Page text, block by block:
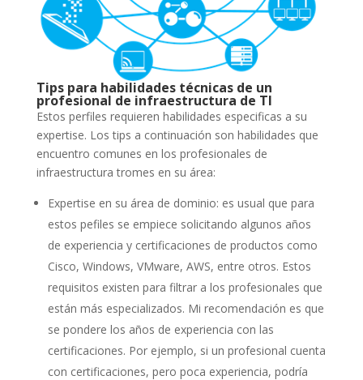
Tips para habilidades técnicas de un
profesional de infraestructura de TI
Estos perfiles requieren habilidades especificas a su
expertise. Los tips a continuación son habilidades que
encuentro comunes en los profesionales de
infraestructura tromes en su área:
Expertise en su área de dominio: es usual que para
estos pefiles se empiece solicitando algunos años
de experiencia y certificaciones de productos como
Cisco, Windows, VMware, AWS, entre otros. Estos
requisitos existen para filtrar a los profesionales que
están más especializados. Mi recomendación es que
se pondere los años de experiencia con las
certificaciones. Por ejemplo, si un profesional cuenta
con certificaciones, pero poca experiencia, podría